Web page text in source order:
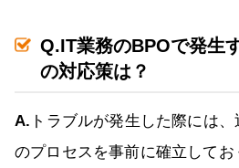
Q.IT業務のBPOで発生
の対応策は？
A. トラブルが発生した際には
のプロセスを事前に確立して